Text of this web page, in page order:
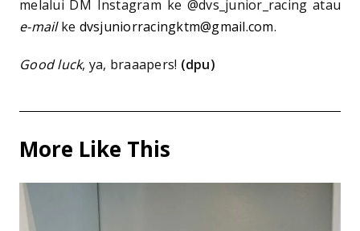
melalui DM Instagram ke @dvs_junior_racing atau
e-mailke dvsjuniorracingktm@gmail.com.
Good luck, ya, braaapers! (dpu)
More Like This